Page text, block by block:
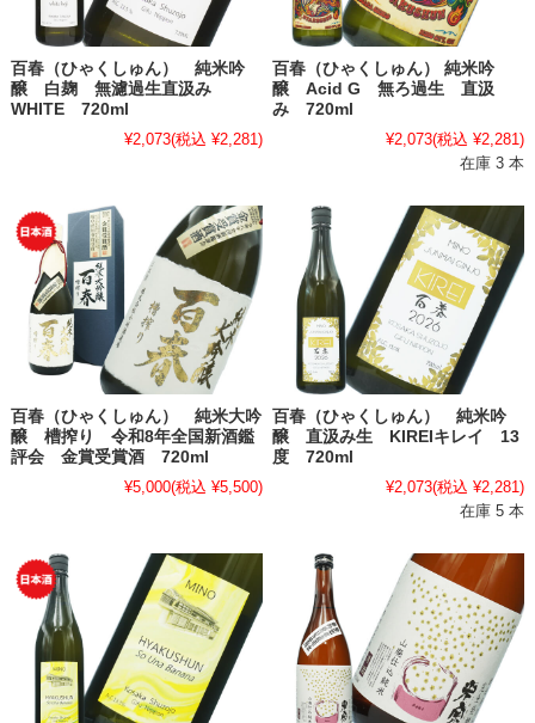
百春（ひゃくしゅん） 純米吟
醸 白麹 無濾過生直汲み
WHITE 720ml
¥2,073(税込 ¥2,281)
百春（ひゃくしゅん） 純米吟
醸 Acid G 無ろ過生 直汲
み 720ml
¥2,073(税込 ¥2,281)
在庫 3 本
百春（ひゃくしゅん） 純米大吟
醸 槽搾り 令和8年全国新酒鑑
評会 金賞受賞酒 720ml
¥5,000(税込 ¥5,500)
百春（ひゃくしゅん） 純米吟
醸 直汲み生 KIREIキレイ 13
度 720ml
¥2,073(税込 ¥2,281)
在庫 5 本